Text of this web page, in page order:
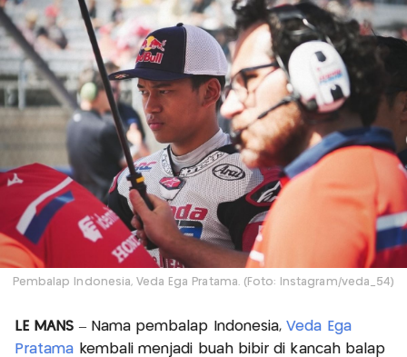
Pembalap Indonesia, Veda Ega Pratama. (Foto: Instagram/veda_54)
LE MANS – Nama pembalap Indonesia,Veda Ega
Pratama kembali menjadi buah bibir di kancah balap